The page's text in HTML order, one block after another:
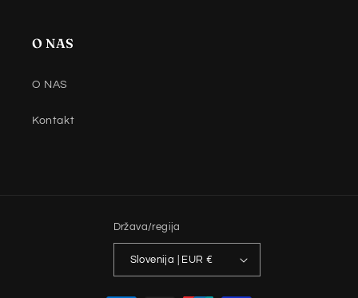
O NAS
O NAS
Kontakt
Država/regija
Slovenija | EUR €